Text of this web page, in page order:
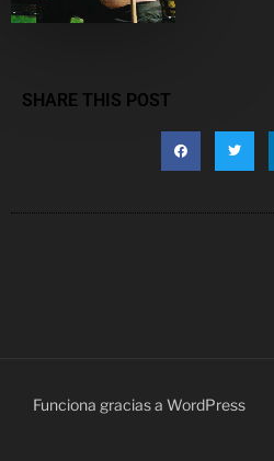
SHARE THIS POST
Funciona gracias a WordPress